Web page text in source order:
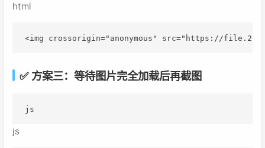
html
<img crossorigin="anonymous" src="https://
✅ 方案三：等待图片完全加载后再截图
js
js